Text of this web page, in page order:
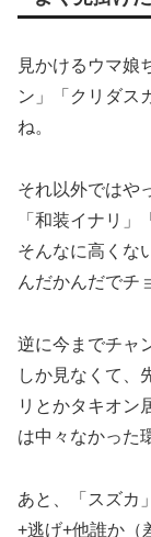
見かけるウマ娘
ン」「クリダス
ね。
それ以外ではや
「和装イナリ
そんなに高くな
んだかんだでチ
逆に今までチャ
しか見なくて、
リとかタキオン
は中々なかった
あと、「スズカ
+逃げ+他誰か（